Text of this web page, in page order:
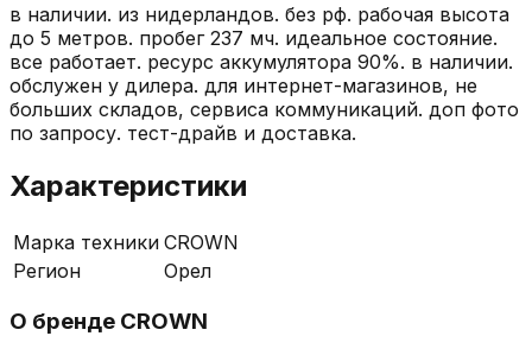
в наличии. из нидерландов. без рф. рабочая высота
до 5 метров. пробег 237 мч. идеальное состояние.
все работает. ресурс аккумулятора 90%. в наличии.
обслужен у дилера. для интернет-магазинов, не
больших складов, сервиса коммуникаций. доп фото
по запросу. тест-драйв и доставка.
Характеристики
Марка техники CROWN
Регион
Орел
О бренде CROWN